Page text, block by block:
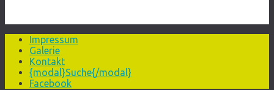
Impressum
Galerie
Kontakt
{modal}Suche{/modal}
Facebook